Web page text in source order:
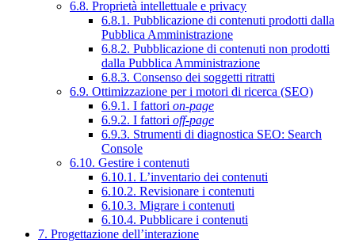
6.8. Proprietà intellettuale e privacy
6.8.1. Pubblicazione di contenuti prodotti dalla
Pubblica Amministrazione
6.8.2. Pubblicazione di contenuti non prodotti
dalla Pubblica Amministrazione
6.8.3. Consenso dei soggetti ritratti
6.9. Ottimizzazione per i motori di ricerca (SEO)
6.9.1. I fattori on-page
6.9.2. I fattori off-page
6.9.3. Strumenti di diagnostica SEO: Search
Console
6.10. Gestire i contenuti
6.10.1. L’inventario dei contenuti
6.10.2. Revisionare i contenuti
6.10.3. Migrare i contenuti
6.10.4. Pubblicare i contenuti
7. Progettazione dell’interazione